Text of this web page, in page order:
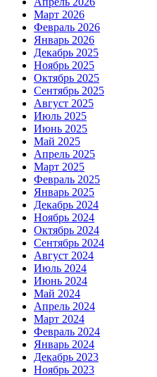
Март 2026
Февраль 2026
Январь 2026
Декабрь 2025
Ноябрь 2025
Октябрь 2025
Сентябрь 2025
Август 2025
Июль 2025
Июнь 2025
Май 2025
Апрель 2025
Март 2025
Февраль 2025
Январь 2025
Декабрь 2024
Ноябрь 2024
Октябрь 2024
Сентябрь 2024
Август 2024
Июль 2024
Июнь 2024
Май 2024
Апрель 2024
Март 2024
Февраль 2024
Январь 2024
Декабрь 2023
Ноябрь 2023